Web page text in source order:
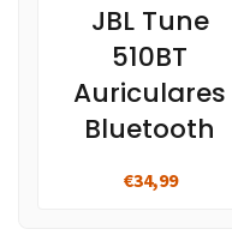
JBL Tune
510BT
Auriculares
Bluetooth
€34,99